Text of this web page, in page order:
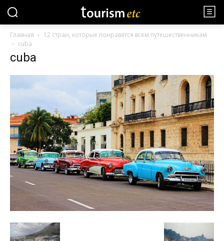
Главная
12 стран, которые понравятся всем путешественникам
cuba
cuba